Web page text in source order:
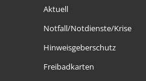
Aktuell
Notfall/Notdienste/Krise
Hinweisgeberschutz
Freibadkarten